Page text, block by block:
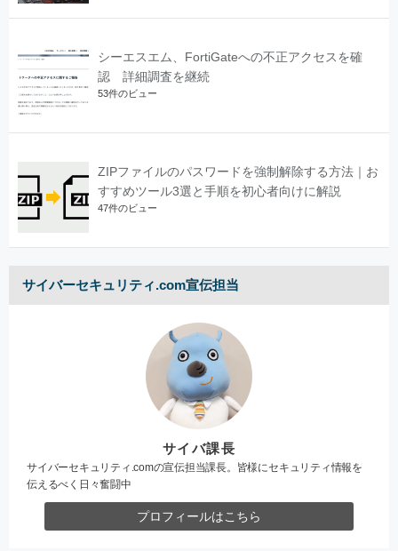
シーエスエム、FortiGateへの不正アクセスを確
認 詳細調査を継続
53件のビュー
ZIPファイルのパスワードを強制解除する方法｜お
すすめツール3選と手順を初心者向けに解説
47件のビュー
サイバーセキュリティ.com宣伝担当
サイバ課長
サイバーセキュリティ.comの宣伝担当課長。皆様にセキュリティ情報を
伝えるべく日々奮闘中
プロフィールはこちら